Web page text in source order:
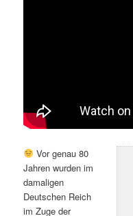
Vor genau 80
Jahren wurden im
damaligen
Deutschen Reich
im Zuge der